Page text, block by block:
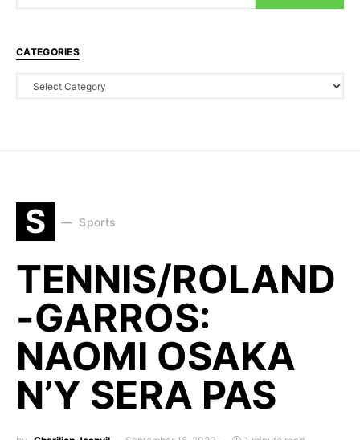
CATEGORIES
S Sports
TENNIS/ROLAND
-GARROS:
NAOMI OSAKA
N’Y SERA PAS